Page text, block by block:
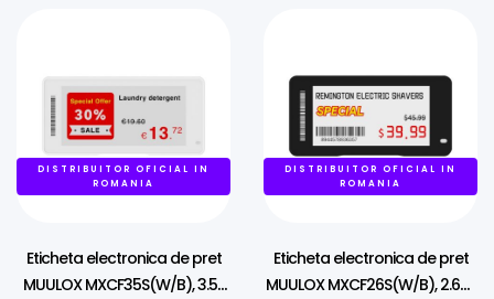
DISTRIBUITOR OFICIAL IN
ROMANIA
Eticheta electronica de pret
MUULOX MXCF35S(W/B), 3.5″,
DISTRIBUITOR OFICIAL IN
ROMANIA
Eticheta electronica de pret
MUULOX MXCF26S(W/B), 2.66″,